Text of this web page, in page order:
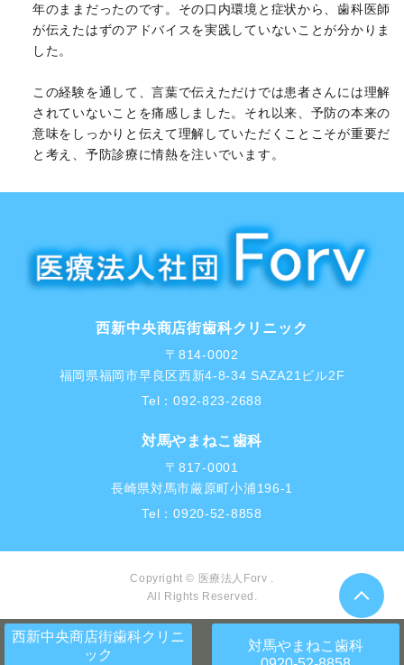
年のままだったのです。その口内環境と症状から、歯科医師
が伝えたはずのアドバイスを実践していないことが分かりま
した。
この経験を通して、言葉で伝えただけでは患者さんには理解
されていないことを痛感しました。それ以来、予防の本来の
意味をしっかりと伝えて理解していただくことこそが重要だ
と考え、予防診療に情熱を注いでいます。
西新中央商店街歯科クリニ
ック
対馬やまねこ歯科
西新中央商店街歯科クリニック
〒814-0002
福岡県福岡市早良区西新4-8-34 SAZA21ビル2F
Tel：092-823-2688
対馬やまねこ歯科
〒817-0001
長崎県対馬市厳原町小浦196-1
Tel：0920-52-8858
Copyright © 医療法人Forv .
All Rights Reserved.